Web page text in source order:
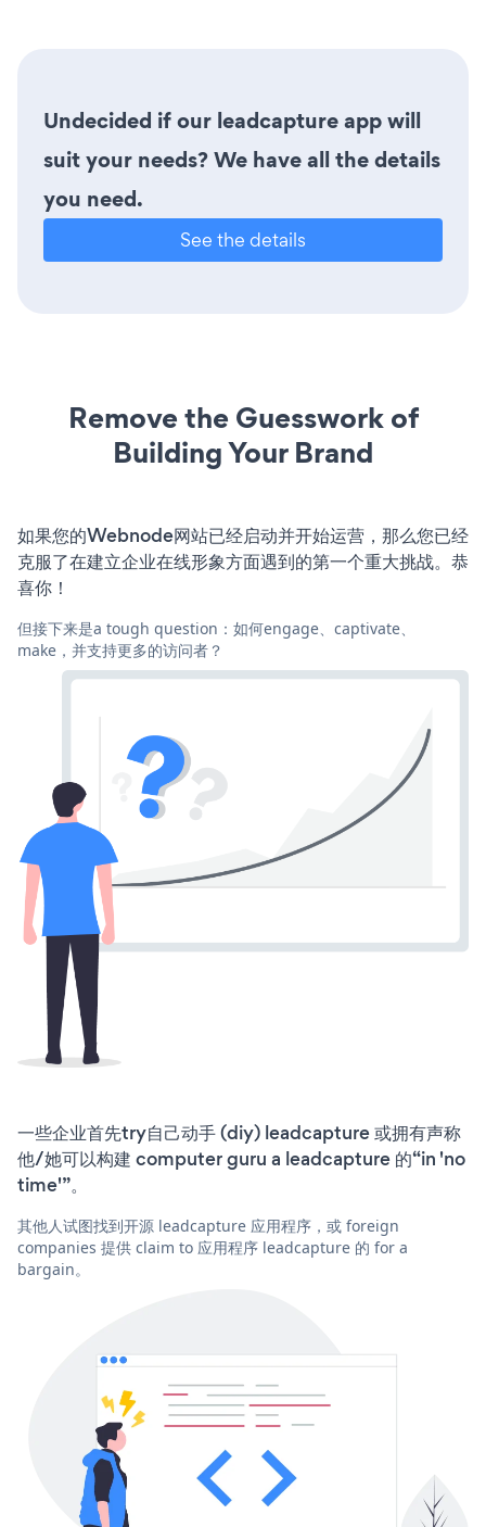
Undecided if our leadcapture app will
suit your needs? We have all the details
you need.
See the details
Remove the Guesswork of
Building Your Brand
如果您的Webnode网站已经启动并开始运营，那么您已经
克服了在建立企业在线形象方面遇到的第一个重大挑战。恭
喜你！
但接下来是a tough question：如何engage、captivate、
make，并支持更多的访问者？
一些企业首先try自己动手 (diy) leadcapture 或拥有声称
他/她可以构建 computer guru a leadcapture 的“in 'no
time'”。
其他人试图找到开源 leadcapture 应用程序，或 foreign
companies 提供 claim to 应用程序 leadcapture 的 for a
bargain。